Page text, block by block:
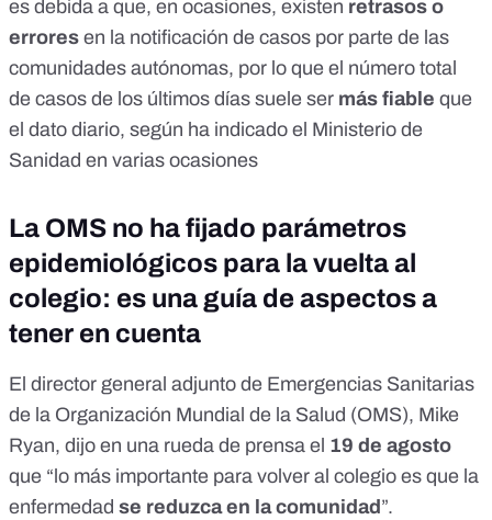
es debida a que, en ocasiones, existen retrasos o
errores en la notificación de casos por parte de las
comunidades autónomas, por lo que el número total
de casos de los últimos días suele ser más fiable que
el dato diario, según ha indicado el Ministerio de
Sanidad en varias ocasiones
La OMS no ha fijado parámetros
epidemiológicos para la vuelta al
colegio: es una guía de aspectos a
tener en cuenta
El director general adjunto de Emergencias Sanitarias
de la Organización Mundial de la Salud (OMS), Mike
Ryan, dijo en una rueda de prensa el 19 de agosto
que “lo más importante para volver al colegio es que la
enfermedad se reduzca en la comunidad ”.